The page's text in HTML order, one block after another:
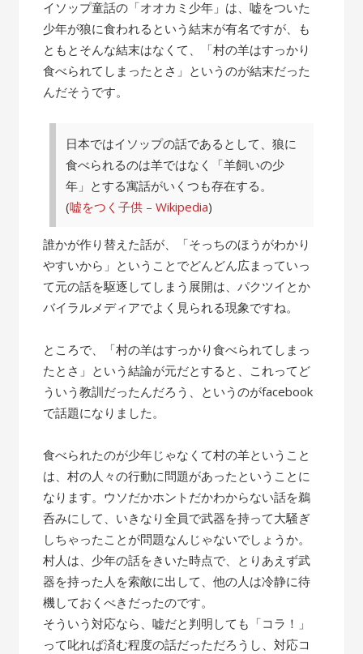
話”
イソップ童話の「オオカミ少年」は、嘘をついた
少年が狼に食われるという結末が有名ですが、も
ともとそんな結末はなくて、「村の羊はすっかり
食べられてしまったとさ」というのが結末だった
んだそうです。
日本ではイソップの話であるとして、狼に
食べられるのは羊ではなく「羊飼いの少
年」とする寓話がいくつも存在する。
(嘘をつく子供 – Wikipedia)
誰かが作り替えた話が、「そっちのほうがわかり
やすいから」ということでどんどん広まっていっ
て元の話を駆逐してしまう展開は、パクツイとか
バイラルメディアでよく見られる現象ですね。
ところで、「村の羊はすっかり食べられてしまっ
たとさ」という結論が元だとすると、これってど
ういう教訓だったんだろう、というのがfacebook
で話題になりました。
食べられたのが少年じゃなくて村の羊ということ
は、村の人々の行動に問題があったということに
なります。ウソだかホントだかわからない話を鵜
呑みにして、いきなり全員で武器を持って大騒ぎ
しちゃったことが問題なんじゃないでしょうか。
村人は、少年の話をきいた時点で、とりあえず武
器を持った人を索敵に出して、他の人は冷静に待
機しておくべきだったのです。
そういう対応なら、嘘だと判明しても「コラ！」
って叱れば済む程度の話だっただろうし、対応コ